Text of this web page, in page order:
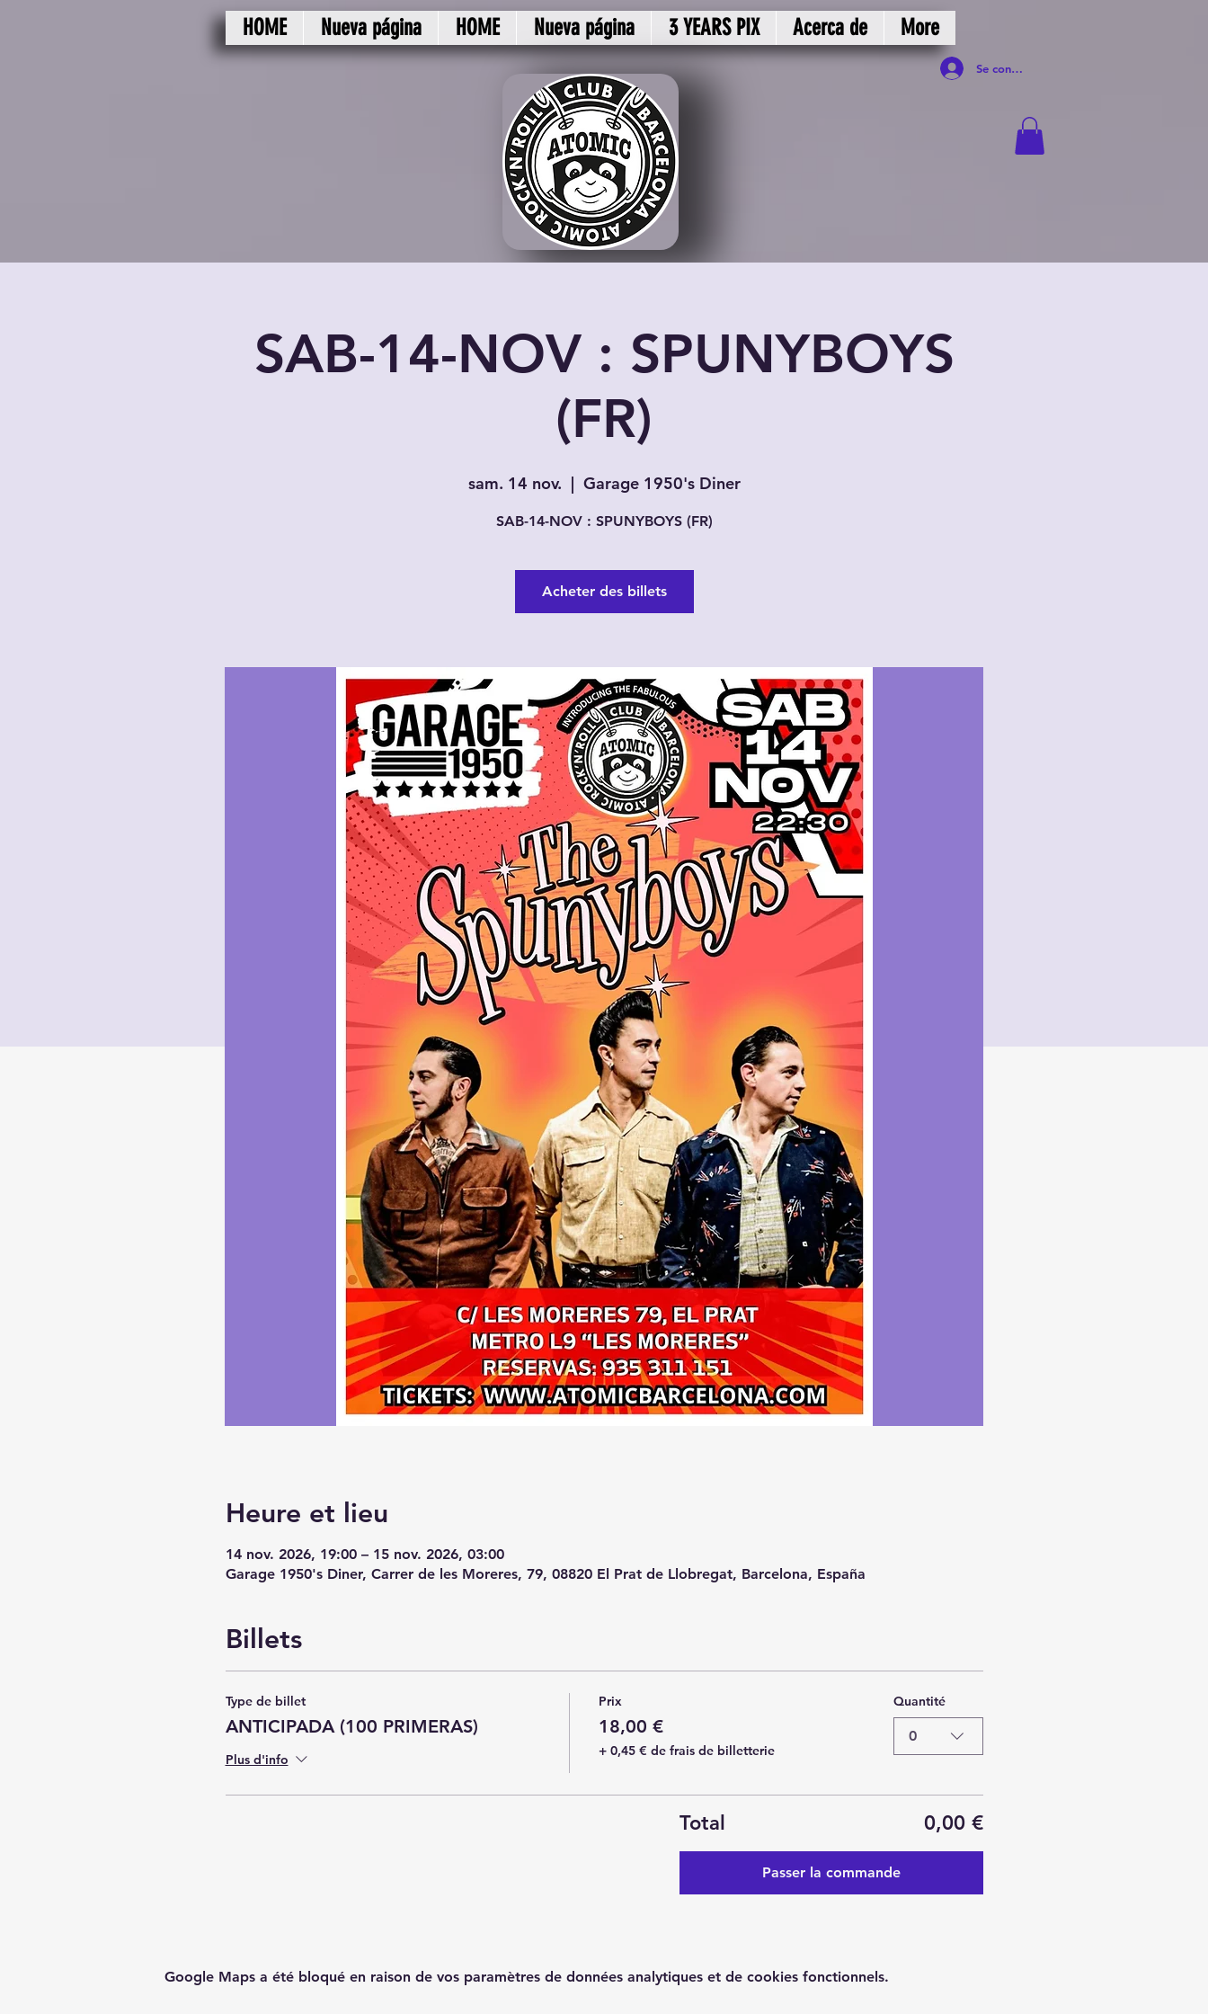
HOME Nueva página HOME Nueva página 3 YEARS PIX Acerca de More
Se connecter
SAB-14-NOV : SPUNYBOYS
(FR)
sam. 14 nov.
  |
Garage 1950's Diner
SAB-14-NOV : SPUNYBOYS (FR)
Acheter des billets
Heure et lieu
14 nov. 2026, 19:00 – 15 nov. 2026, 03:00
Garage 1950's Diner, Carrer de les Moreres, 79, 08820 El Prat de Llobregat, Barcelona, España
Billets
Type de billet
ANTICIPADA (100 PRIMERAS)
Plus d'info
Prix
18,00 €
+ 0,45 € de frais de billetterie
Quantité
0
Total 0,00 €
Passer la commande
Google Maps a été bloqué en raison de vos paramètres de données analytiques et de cookies fonctionnels.